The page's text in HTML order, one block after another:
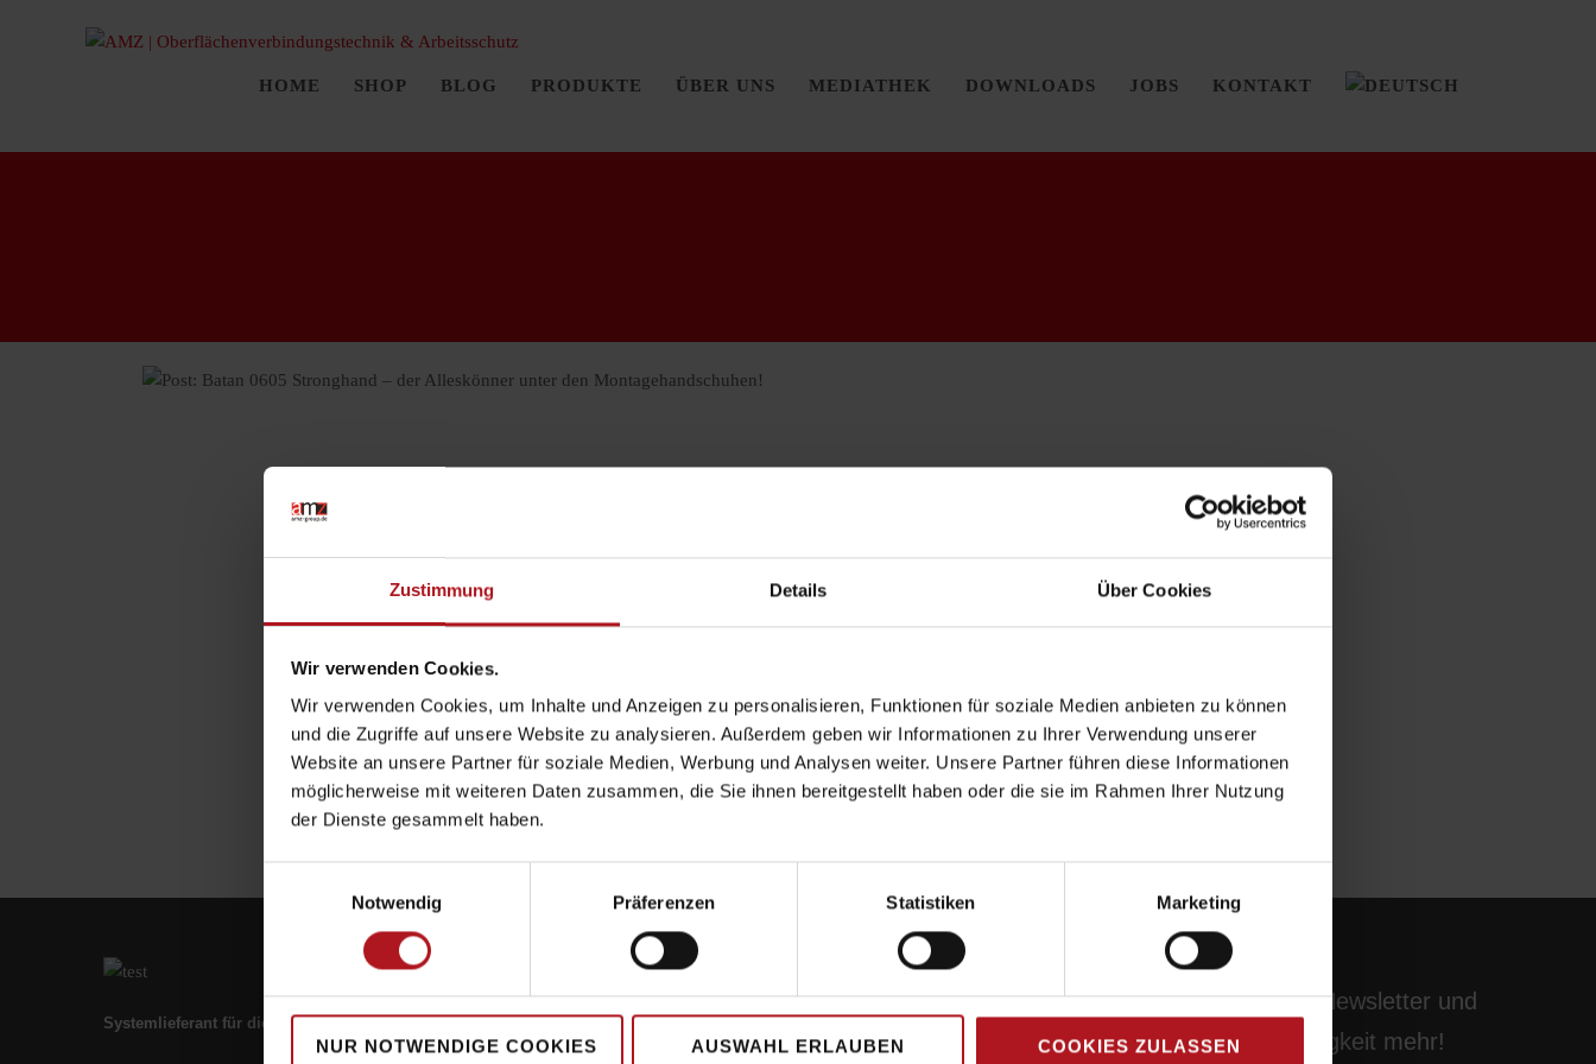
Zustimmung Details Über Cookies
Wir verwenden Cookies.
Wir verwenden Cookies, um Inhalte und Anzeigen zu personalisieren, Funktionen für soziale Medien anbieten zu können
und die Zugriffe auf unsere Website zu analysieren. Außerdem geben wir Informationen zu Ihrer Verwendung unserer
Website an unsere Partner für soziale Medien, Werbung und Analysen weiter. Unsere Partner führen diese Informationen
möglicherweise mit weiteren Daten zusammen, die Sie ihnen bereitgestellt haben oder die sie im Rahmen Ihrer Nutzung
der Dienste gesammelt haben.
Notwendig
Präferenzen Statistiken Marketing
NUR NOTWENDIGE COOKIES AUSWAHL ERLAUBEN COOKIES ZULASSEN
HOME SHOP BLOG PRODUKTE ÜBER UNS MEDIATHEK DOWNLOADS JOBS KONTAKT
Systemlieferant für die Zukunft. Hauptsitz
Abonnieren Sie unseren Newsletter und
verpassen Sie keine Neuigkeit mehr!